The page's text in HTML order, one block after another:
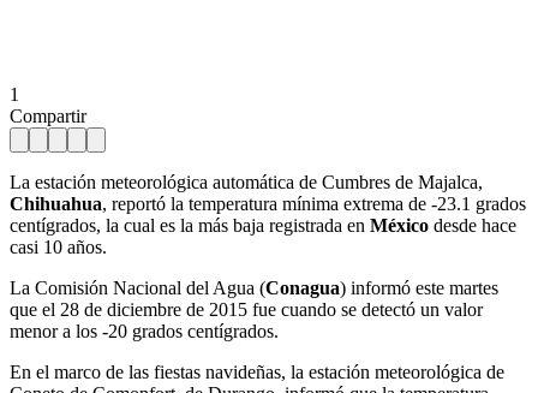
1
Compartir
La estación meteorológica automática de Cumbres de Majalca,
Chihuahua, reportó la temperatura mínima extrema de -23.1 grados
centígrados, la cual es la más baja registrada en México desde hace
casi 10 años.
La Comisión Nacional del Agua (Conagua) informó este martes
que el 28 de diciembre de 2015 fue cuando se detectó un valor
menor a los -20 grados centígrados.
En el marco de las fiestas navideñas, la estación meteorológica de